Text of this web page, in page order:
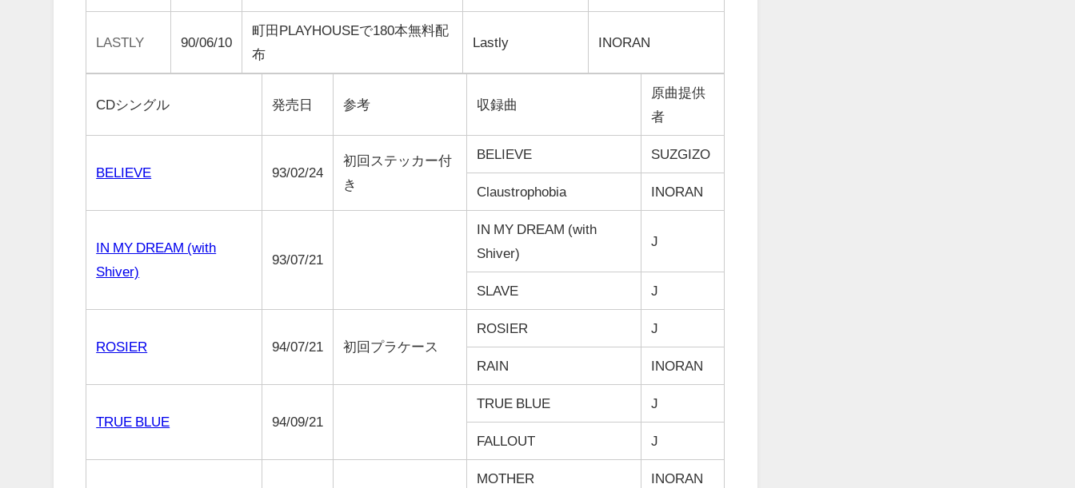
LASTLY 90/06/10
町田PLAYHOUSEで180本無料配
布
Lastly INORAN
CDシングル 発売日 参考 収録曲
原曲提供
者
BELIEVE 93/02/24
初回ステッカー付
き
BELIEVE SUZGIZO
Claustrophobia INORAN
IN MY DREAM (with
Shiver)
93/07/21
IN MY DREAM (with
Shiver)
J
SLAVE J
ROSIER 94/07/21 初回プラケース
ROSIER J
RAIN INORAN
TRUE BLUE 94/09/21
TRUE BLUE J
FALLOUT J
MOTHER INORAN